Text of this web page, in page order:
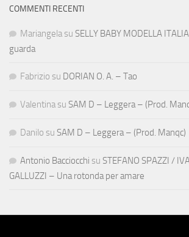
COMMENTI RECENTI
Mariangela su SELLY BABY MODELLA
guarda
Fabrizio su DORIAN O. A. – Tao
Valentina su SAM D – Leggera – (Prod.
Danilo su SAM D – Leggera – (Prod. Manqc)
Antonio Bacciocchi su STEFANO SPAZZI /
GALLUZZI – Una rotonda per amare